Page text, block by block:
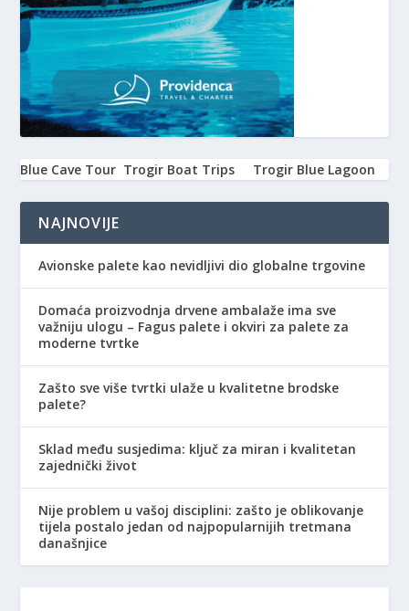
Blue Cave Tour Trogir Boat Trips Trogir Blue Lagoon
NAJNOVIJE
Avionske palete kao nevidljivi dio globalne trgovine
Domaća proizvodnja drvene ambalaže ima sve
važniju ulogu – Fagus palete i okviri za palete za
moderne tvrtke
Zašto sve više tvrtki ulaže u kvalitetne brodske
palete?
Sklad među susjedima: ključ za miran i kvalitetan
zajednički život
Nije problem u vašoj disciplini: zašto je oblikovanje
tijela postalo jedan od najpopularnijih tretmana
današnjice